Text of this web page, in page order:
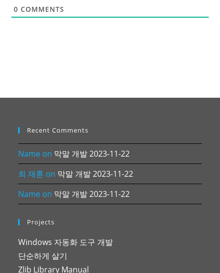
0 COMMENTS
Recent Comments
Name on 막말 개발 2023-11-22
최 재훈 on 막말 개발 2023-11-22
Name on 막말 개발 2023-11-22
Projects
Windows 자동화 도구 개발
단순하게 살기
Zlib Library Manual